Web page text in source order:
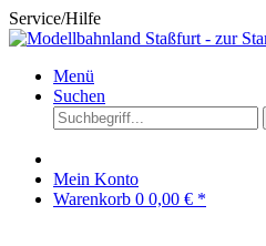
Service/Hilfe
Menü
Suchen
Mein Konto
Warenkorb 0 0,00 € *